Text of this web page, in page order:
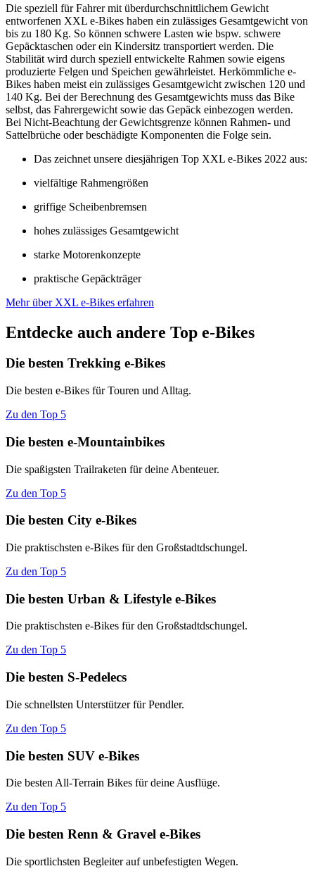
Die speziell für Fahrer mit überdurchschnittlichem Gewicht
entworfenen XXL e-Bikes haben ein zulässiges Gesamtgewicht von
bis zu 180 Kg. So können schwere Lasten wie bspw. schwere
Gepäcktaschen oder ein Kindersitz transportiert werden. Die
Stabilität wird durch speziell entwickelte Rahmen sowie eigens
produzierte Felgen und Speichen gewährleistet. Herkömmliche e-
Bikes haben meist ein zulässiges Gesamtgewicht zwischen 120 und
140 Kg. Bei der Berechnung des Gesamtgewichts muss das Bike
selbst, das Fahrergewicht sowie das Gepäck einbezogen werden.
Bei Nicht-Beachtung der Gewichtsgrenze können Rahmen- und
Sattelbrüche oder beschädigte Komponenten die Folge sein.
Das zeichnet unsere diesjährigen Top XXL e-Bikes 2022 aus:
vielfältige Rahmengrößen
griffige Scheibenbremsen
hohes zulässiges Gesamtgewicht
starke Motorenkonzepte
praktische Gepäckträger
Mehr über XXL e-Bikes erfahren
Entdecke auch andere Top e-Bikes
Die besten Trekking e-Bikes
Die besten e-Bikes für Touren und Alltag.
Zu den Top 5
Die besten e-Mountainbikes
Die spaßigsten Trailraketen für deine Abenteuer.
Zu den Top 5
Die besten City e-Bikes
Die praktischsten e-Bikes für den Großstadtdschungel.
Zu den Top 5
Die besten Urban & Lifestyle e-Bikes
Die praktischsten e-Bikes für den Großstadtdschungel.
Zu den Top 5
Die besten S-Pedelecs
Die schnellsten Unterstützer für Pendler.
Zu den Top 5
Die besten SUV e-Bikes
Die besten All-Terrain Bikes für deine Ausflüge.
Zu den Top 5
Die besten Renn & Gravel e-Bikes
Die sportlichsten Begleiter auf unbefestigten Wegen.